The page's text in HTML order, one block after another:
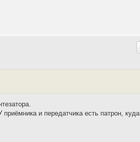
и передатчика есть патрон, куда